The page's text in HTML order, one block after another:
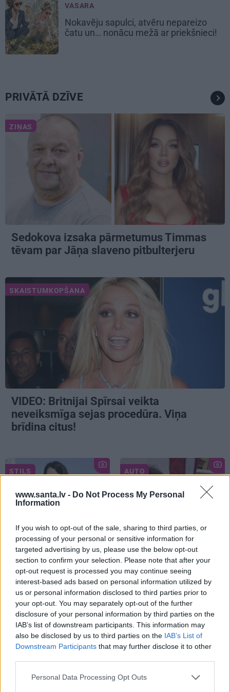
www.santa.lv - Do Not Process My Personal
Information
If you wish to opt-out of the sale, sharing to third parties, or
processing of your personal or sensitive information for
targeted advertising by us, please use the below opt-out
section to confirm your selection. Please note that after your
opt-out request is processed you may continue seeing
interest-based ads based on personal information utilized by
us or personal information disclosed to third parties prior to
your opt-out. You may separately opt-out of the further
disclosure of your personal information by third parties on the
IAB’s list of downstream participants. This information may
also be disclosed by us to third parties on the IAB’s List of
Downstream Participants that may further disclose it to other
Personal Data Processing Opt Outs
VASARA
Nokavēju sapulci, atvēru nepareizo
čatu un… nonācu mežā ar priekšnieci!
PRIVĀTĀ DZĪVE
ZIŅAS
Sedokova izsaka pārmetumus Timmas
tēvam par Jāņa slaveno pitbulterjeru
SKAISTUMKOPŠANA
VIDEO: Britnijai Spīrsai veikta
neveiksmīga sejas procedūra. Viņa
brīdina citus!
STILS
«Neuzskatu sevi par
īpašu skaistuli.»Čikāgas
piecīšuLorija Vuda
izstāsta, par ko aizvien
saņem komplimentus
AUTO
FOTO: «Pasaulē ir tikai 8
šādi auto.» Sesks atklāj,
kam pieder pārējie septiņi
KĀZAS